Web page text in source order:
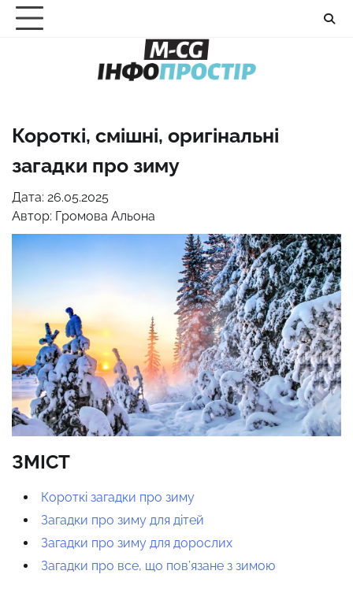
Перейти
Короткі, смішні, оригінальні
загадки про зиму
Дата: 26.05.2025
Автор: Громова Альона
ЗМІСТ
Короткі загадки про зиму
Загадки про зиму для дітей
Загадки про зиму для дорослих
Загадки про все, що пов’язане з зимою